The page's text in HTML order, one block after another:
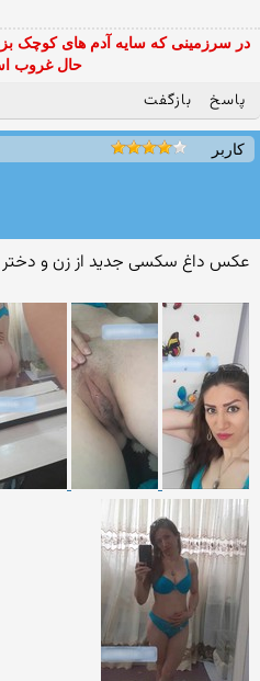
در سرزمینی که سایه آدم های کوچک
حال غروب
پاسخ بازگفت
کاربر
عکس داغ سکسی جدید از زن و دختر